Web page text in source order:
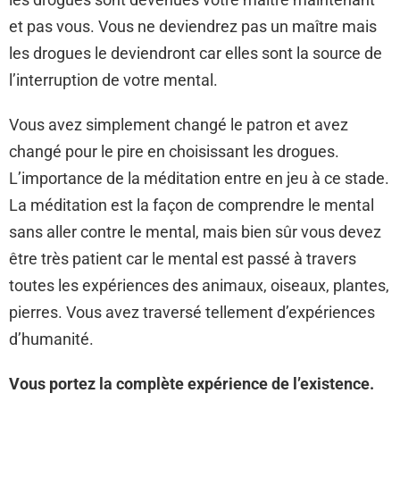
et pas vous. Vous ne deviendrez pas un maître mais
les drogues le deviendront car elles sont la source de
l’interruption de votre mental.
Vous avez simplement changé le patron et avez
changé pour le pire en choisissant les drogues.
L’importance de la méditation entre en jeu à ce stade.
La méditation est la façon de comprendre le mental
sans aller contre le mental, mais bien sûr vous devez
être très patient car le mental est passé à travers
toutes les expériences des animaux, oiseaux, plantes,
pierres. Vous avez traversé tellement d’expériences
d’humanité.
Vous portez la complète expérience de l’existence.